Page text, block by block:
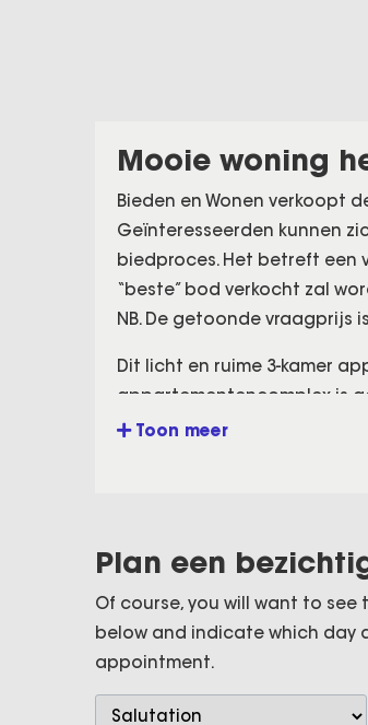
Mooie woning
Bieden en Wonen verkoopt
Geïnteresseerden kunnen
biedproces. Het betreft een
“beste” bod verkocht zal
NB. De getoonde vraagprijs
Dit licht en ruime 3-kamer
appartementencomplex is
slaapkamers, De
Ligging
Zuidas, Amsterdam en
Het gezellige centrum van
minuten fietsafstand
winkelcentrum “Schalkstad”.
Toon meer
Plan een
Of course, you will want to see
below and indicate which day
appointment.